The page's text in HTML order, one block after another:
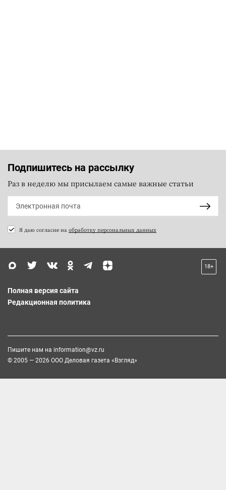
Подпишитесь на рассылку
Раз в неделю мы присылаем самые важные статьи
Я даю согласие на обработку персональных данных
18+
Полная версия сайта
Редакционная политика
Пишите нам на information@vz.ru
© 2005 — 2026 ООО Деловая газета «Взгляд»